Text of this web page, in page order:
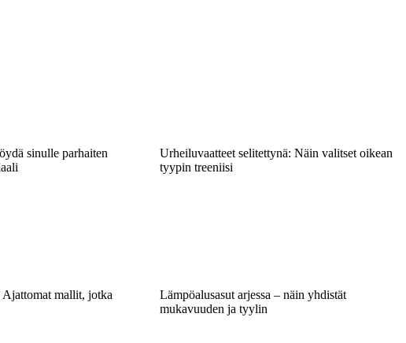
sinulle parhaiten
Urheiluvaatteet selitettynä: Näin valitset oikean
tyypin treeniisi
Ajattomat mallit, jotka
Lämpöalusasut arjessa – näin yhdistät
mukavuuden ja tyylin